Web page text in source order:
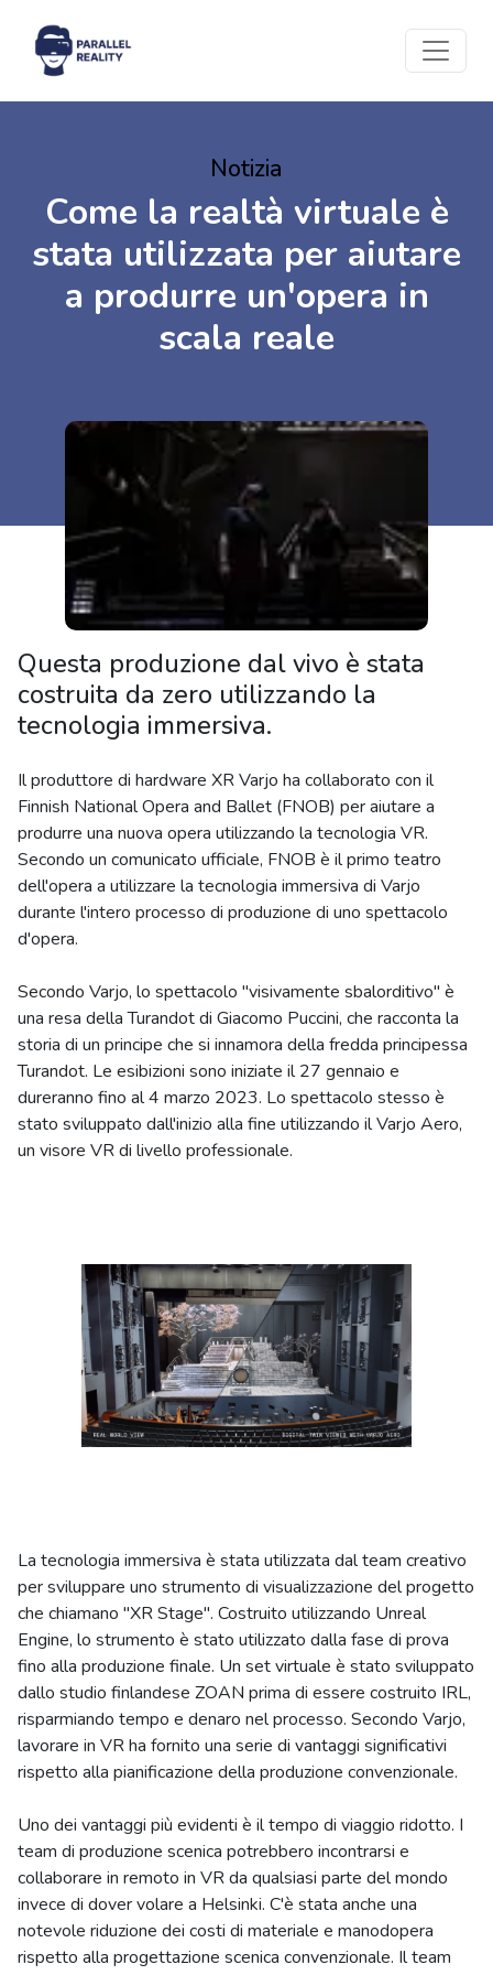
Notizia
Come la realtà virtuale è
stata utilizzata per aiutare
a produrre un'opera in
scala reale
Questa produzione dal vivo è stata
costruita da zero utilizzando la
tecnologia immersiva.
Il produttore di hardware XR Varjo ha collaborato con il
Finnish National Opera and Ballet (FNOB) per aiutare a
produrre una nuova opera utilizzando la tecnologia VR.
Secondo un comunicato ufficiale, FNOB è il primo teatro
dell'opera a utilizzare la tecnologia immersiva di Varjo
durante l'intero processo di produzione di uno spettacolo
d'opera.
Secondo Varjo, lo spettacolo "visivamente sbalorditivo" è
una resa della Turandot di Giacomo Puccini, che racconta la
storia di un principe che si innamora della fredda principessa
Turandot. Le esibizioni sono iniziate il 27 gennaio e
dureranno fino al 4 marzo 2023. Lo spettacolo stesso è
stato sviluppato dall'inizio alla fine utilizzando il Varjo Aero,
un visore VR di livello professionale.
La tecnologia immersiva è stata utilizzata dal team creativo
per sviluppare uno strumento di visualizzazione del progetto
che chiamano "XR Stage". Costruito utilizzando Unreal
Engine, lo strumento è stato utilizzato dalla fase di prova
fino alla produzione finale. Un set virtuale è stato sviluppato
dallo studio finlandese ZOAN prima di essere costruito IRL,
risparmiando tempo e denaro nel processo. Secondo Varjo,
lavorare in VR ha fornito una serie di vantaggi significativi
rispetto alla pianificazione della produzione convenzionale.
Uno dei vantaggi più evidenti è il tempo di viaggio ridotto. I
team di produzione scenica potrebbero incontrarsi e
collaborare in remoto in VR da qualsiasi parte del mondo
invece di dover volare a Helsinki. C'è stata anche una
notevole riduzione dei costi di materiale e manodopera
rispetto alla progettazione scenica convenzionale. Il team